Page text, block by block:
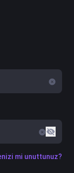
mi unuttunuz?